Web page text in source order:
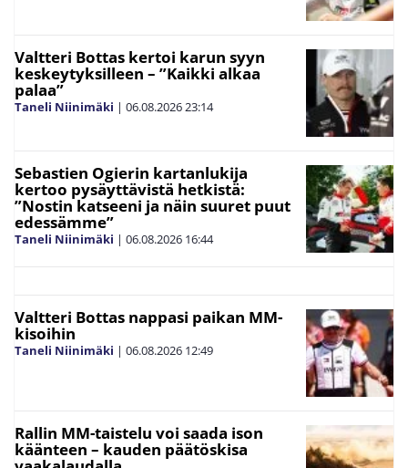
Valtteri Bottas kertoi karun syyn
keskeytyksilleen – ”Kaikki alkaa
palaa”
Taneli Niinimäki | 06.08.202623:14
Sebastien Ogierin kartanlukija
kertoo pysäyttävistä hetkistä:
”Nostin katseeni ja näin suuret puut
edessämme”
Taneli Niinimäki | 06.08.2026 16:44
Valtteri Bottas nappasi paikan MM-
kisoihin
Taneli Niinimäki | 06.08.2026 12:49
Rallin MM-taistelu voi saada ison
käänteen – kauden päätöskisa